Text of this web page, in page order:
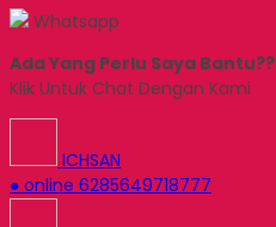
Whatsapp
Ada Yang Perlu Saya Bantu??
Klik Untuk Chat Dengan Kami
ICHSAN
● online 6285649718777